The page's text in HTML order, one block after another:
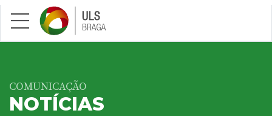
Saltar para conteúdo principal
COMUNICAÇÃO
NOTÍCIAS